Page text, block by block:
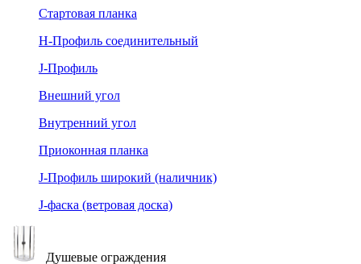
Стартовая планка
Н-Профиль соединительный
J-Профиль
Внешний угол
Внутренний угол
Приоконная планка
J-Профиль широкий (наличник)
J-фаска (ветровая доска)
Душевые ограждения